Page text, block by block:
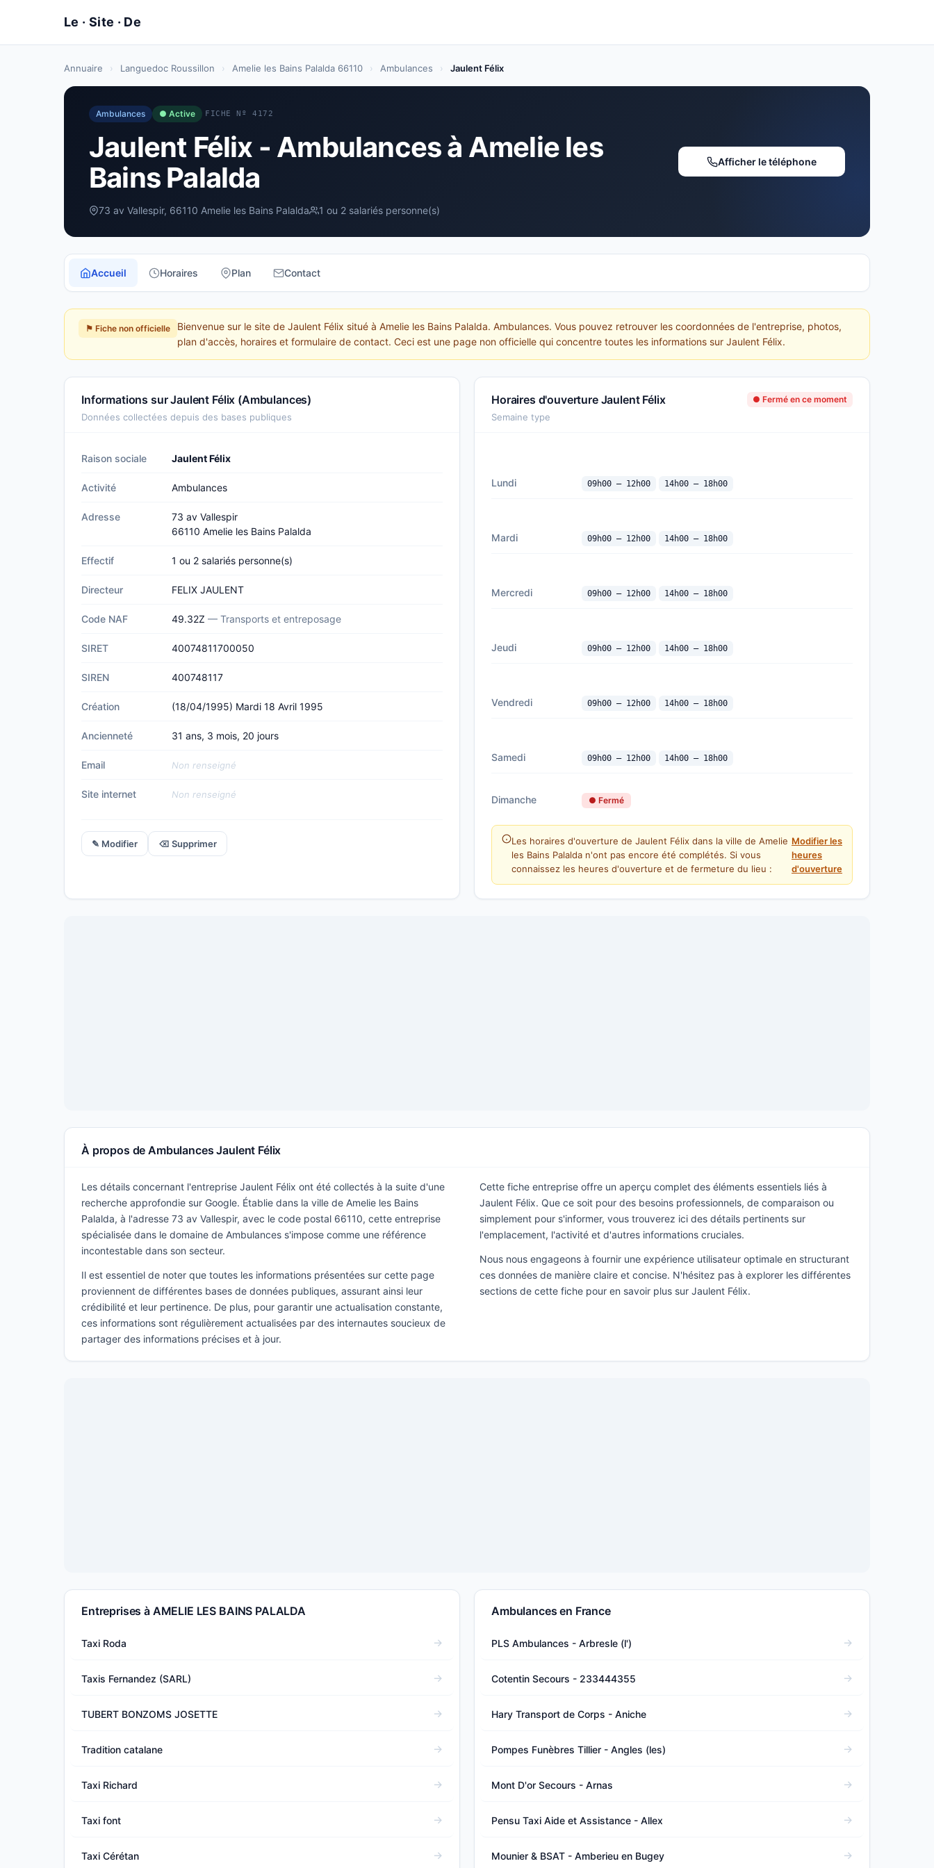
Annuaire › Languedoc Roussillon › Amelie les Bains Palalda 66110 › Ambulances › Jaulent Félix
Ambulances ● Active FICHE Nº 4172
Jaulent Félix - Ambulances à Amelie les
Bains Palalda
73 av Vallespir, 66110 Amelie les Bains Palalda 1 ou 2 salariés personne(s)
Afficher le téléphone
Accueil Horaires Plan Contact
⚑ Fiche non officielle
Bienvenue sur le site de Jaulent Félix situé à Amelie les Bains Palalda. Ambulances. Vous pouvez retrouver les coordonnées de l'entreprise, photos,
plan d'accès, horaires et formulaire de contact. Ceci est une page non officielle qui concentre toutes les informations sur Jaulent Félix.
Informations sur Jaulent Félix (Ambulances)
Données collectées depuis des bases publiques
Raison sociale Jaulent Félix
Activité Ambulances
Adresse
73 av Vallespir
66110 Amelie les Bains Palalda
Effectif 1 ou 2 salariés personne(s)
Directeur FELIX JAULENT
Code NAF 49.32Z — Transports et entreposage
SIRET 40074811700050
SIREN 400748117
Création (18/04/1995) Mardi 18 Avril 1995
Ancienneté 31 ans, 3 mois, 20 jours
Email Non renseigné
Site internet Non renseigné
✎ Modifier ⌫ Supprimer
Horaires d'ouverture Jaulent Félix ● Fermé en ce moment
Semaine type
Lundi 09h00 — 12h00 14h00 — 18h00
Mardi 09h00 — 12h00 14h00 — 18h00
Mercredi 09h00 — 12h00 14h00 — 18h00
Jeudi 09h00 — 12h00 14h00 — 18h00
Vendredi 09h00 — 12h00 14h00 — 18h00
Samedi 09h00 — 12h00 14h00 — 18h00
Dimanche ● Fermé
Les horaires d'ouverture de Jaulent Félix dans la ville de Amelie
les Bains Palalda n'ont pas encore été complétés. Si vous
connaissez les heures d'ouverture et de fermeture du lieu :
Modifier les
heures
d'ouverture
À propos de Ambulances Jaulent Félix
Les détails concernant l'entreprise Jaulent Félix ont été collectés à la suite d'une
recherche approfondie sur Google. Établie dans la ville de Amelie les Bains
Palalda, à l'adresse 73 av Vallespir, avec le code postal 66110, cette entreprise
spécialisée dans le domaine de Ambulances s'impose comme une référence
incontestable dans son secteur.
Il est essentiel de noter que toutes les informations présentées sur cette page
proviennent de différentes bases de données publiques, assurant ainsi leur
crédibilité et leur pertinence. De plus, pour garantir une actualisation constante,
ces informations sont régulièrement actualisées par des internautes soucieux de
partager des informations précises et à jour.
Cette fiche entreprise offre un aperçu complet des éléments essentiels liés à
Jaulent Félix. Que ce soit pour des besoins professionnels, de comparaison ou
simplement pour s'informer, vous trouverez ici des détails pertinents sur
l'emplacement, l'activité et d'autres informations cruciales.
Nous nous engageons à fournir une expérience utilisateur optimale en structurant
ces données de manière claire et concise. N'hésitez pas à explorer les différentes
sections de cette fiche pour en savoir plus sur Jaulent Félix.
Entreprises à AMELIE LES BAINS PALALDA
Taxi Roda
Taxis Fernandez (SARL)
TUBERT BONZOMS JOSETTE
Tradition catalane
Taxi Richard
Taxi font
Taxi Cérétan
Ambulances en France
PLS Ambulances - Arbresle (l')
Cotentin Secours - 233444355
Hary Transport de Corps - Aniche
Pompes Funèbres Tillier - Angles (les)
Mont D'or Secours - Arnas
Pensu Taxi Aide et Assistance - Allex
Mounier & BSAT - Amberieu en Bugey